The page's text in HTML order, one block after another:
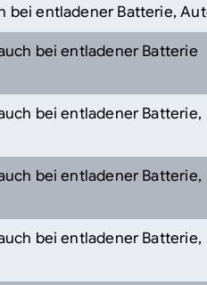
bei entladener Batterie,
bei entladener Batterie
bei entladener Batterie,
bei entladener Batterie,
bei entladener Batterie,